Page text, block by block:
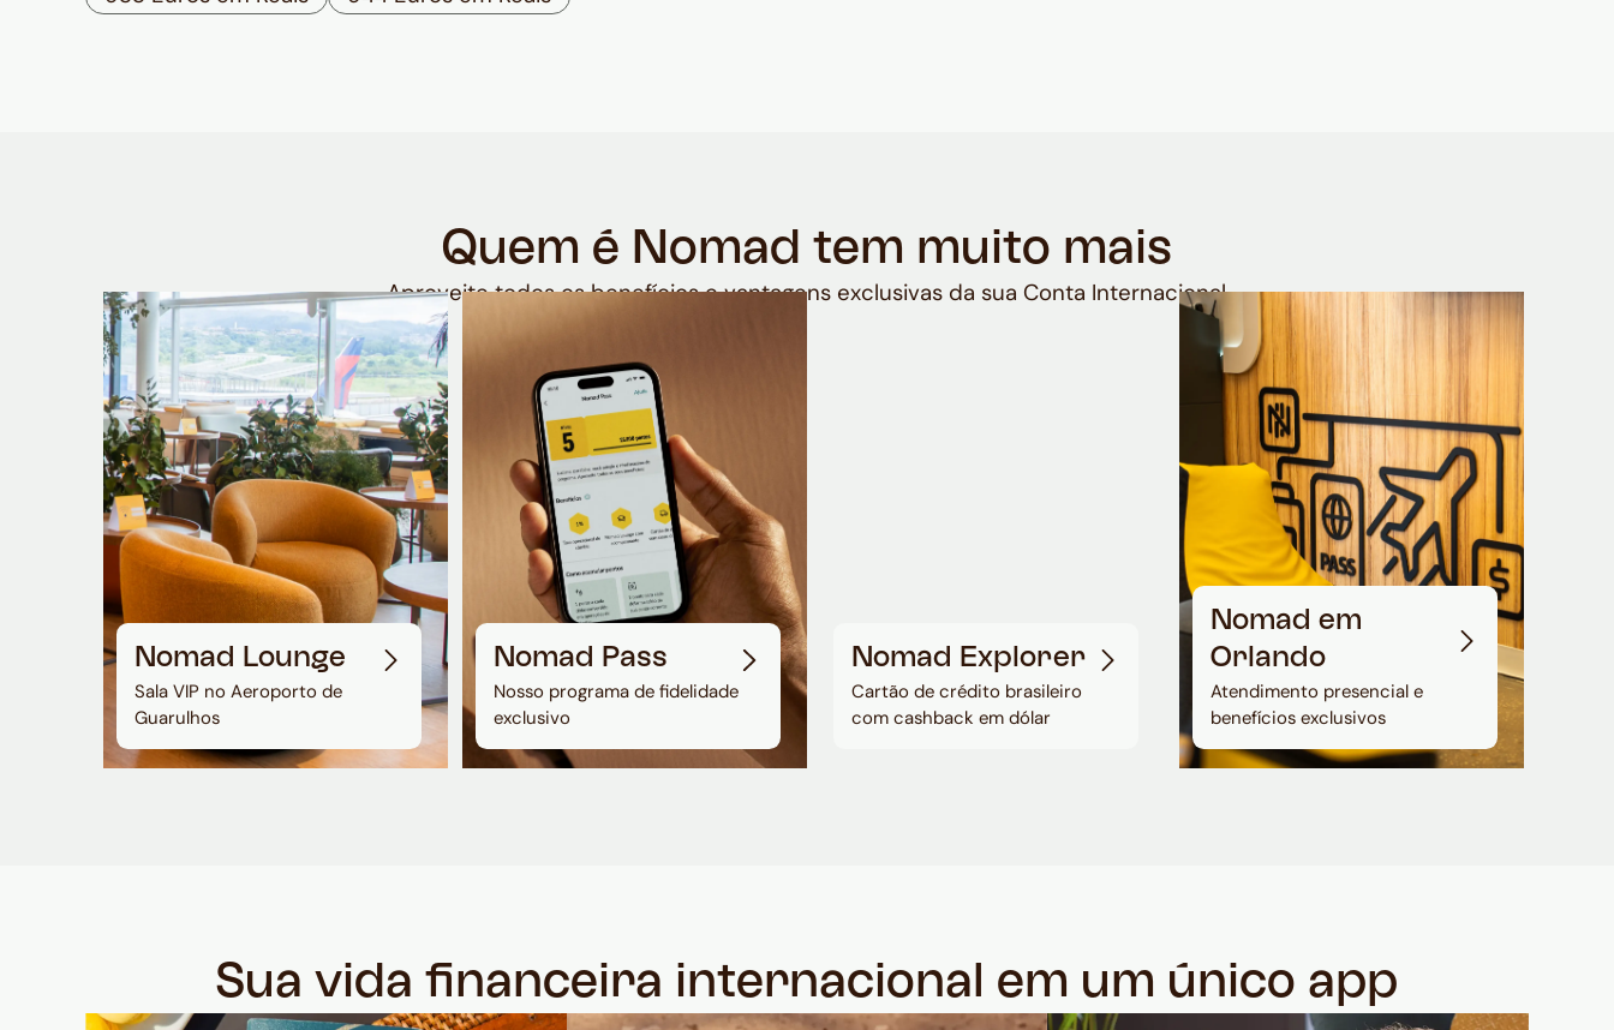
Quem é Nomad tem muito mais
Aproveite todos os benefícios e vantagens exclusivas da sua Conta Internacional
Nomad Lounge
Sala VIP no Aeroporto de
Guarulhos
Nomad Pass
Nosso programa de fidelidade
exclusivo
Nomad Explorer
Cartão de crédito brasileiro
com cashback em dólar
Nomad em
Orlando
Atendimento presencial e
benefícios exclusivos
Sua vida financeira internacional em um único app